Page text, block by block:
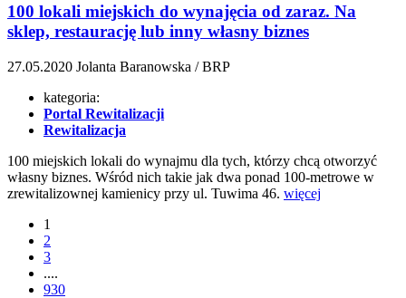
100 lokali miejskich do wynajęcia od zaraz. Na
sklep, restaurację lub inny własny biznes
27.05.2020 Jolanta Baranowska / BRP
kategoria:
Portal Rewitalizacji
Rewitalizacja
100 miejskich lokali do wynajmu dla tych, którzy chcą otworzyć
własny biznes. Wśród nich takie jak dwa ponad 100-metrowe w
zrewitalizownej kamienicy przy ul. Tuwima 46. więcej
1
2
3
....
930